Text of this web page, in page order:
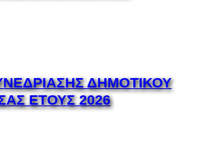
ΔΗΜΟΤΙΚΟΥ
ΕΤΟΥΣ 2026